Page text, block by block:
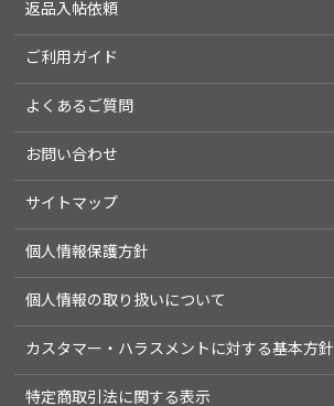
返品入帖依頼
ご利用ガイド
よくあるご質問
お問い合わせ
サイトマップ
個人情報保護方針
個人情報の取り扱いについて
カスタマー・ハラスメントに対する基本方針
特定商取引法に関する表示